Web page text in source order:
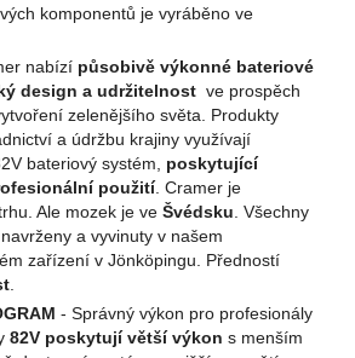
komponentů je vyráběno ve
nabízí působivě výkonné bateriové
design a udržitelnost ve prospěch
zelenějšího světa. Produkty
a údržbu krajiny využívají
bateriový systém, poskytující
použití. Cramer je
Ale mozek je ve Švédsku . Všechny
a vyvinuty v našem
zařízení v Jönköpingu. Předností
- Správný výkon pro profesionály
82V poskytují větší výkon s menším